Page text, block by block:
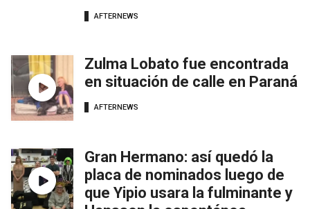
AFTERNEWS
Zulma Lobato fue encontrada
en situación de calle en Paraná
AFTERNEWS
Gran Hermano: así quedó la
placa de nominados luego de
que Yipio usara la fulminante y